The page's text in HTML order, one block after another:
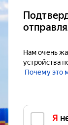
Нам очень
устройства
Почему это
Я